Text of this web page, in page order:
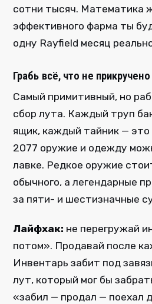
сотни тысяч. Математика
эффективного фарма ты
одну Rayfield месяц
Грабь всё, что не прикручено
Самый примитивный, но
сбор лута. Каждый труп
ящик, каждый тайник — это
2077 оружие и одежду
лавке. Редкое оружие
обычного, а легендарные
за пяти- и шестизначные
Лайфхак: не перегружай
потом». Продавай после
Инвентарь забит под
лут, который мог бы
«забил — продал — поехал